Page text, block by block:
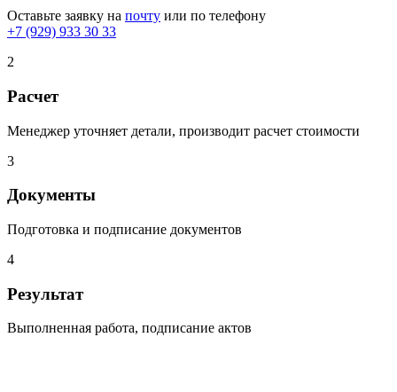
Оставьте заявку на почту или по телефону
+7 (929) 933 30 33
2
Расчет
Менеджер уточняет детали, производит расчет стоимости
3
Документы
Подготовка и подписание документов
4
Результат
Выполненная работа, подписание актов